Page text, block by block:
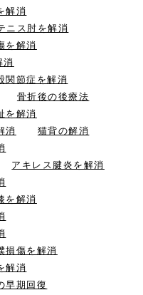
解消
ニス肘を解消
を解消
消
関節症を解消
骨折後の後療法
を解消
消
猫背の解消
アキレス腱炎を解消
を解消
損傷を解消
解消
早期回復